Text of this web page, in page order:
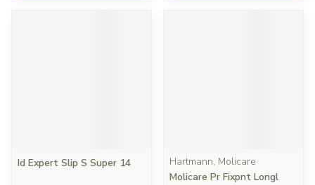
Id Expert Slip S Super 14
Hartmann, Molicare
Molicare Pr Fixpnt Longl